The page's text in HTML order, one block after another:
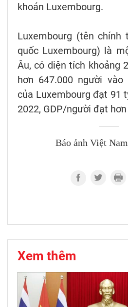
khoán Luxembourg.
Luxembourg (tên
quốc Luxembourg) là
Âu, có diện tích khoảng
hơn 647.000 người vào
của Luxembourg đạt 91
2022, GDP/người đạt
Báo ảnh Việt
Xem thêm